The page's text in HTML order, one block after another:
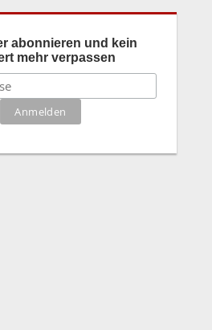
abonnieren und kein
mehr verpassen